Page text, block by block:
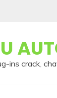
ins crack,